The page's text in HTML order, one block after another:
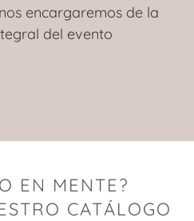
encargaremos de la
del evento
EN MENTE?
CATÁLOGO